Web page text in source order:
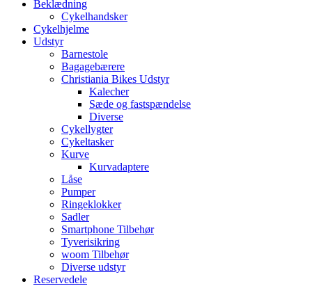
Beklædning
Cykelhandsker
Cykelhjelme
Udstyr
Barnestole
Bagagebærere
Christiania Bikes Udstyr
Kalecher
Sæde og fastspændelse
Diverse
Cykellygter
Cykeltasker
Kurve
Kurvadaptere
Låse
Pumper
Ringeklokker
Sadler
Smartphone Tilbehør
Tyverisikring
woom Tilbehør
Diverse udstyr
Reservedele